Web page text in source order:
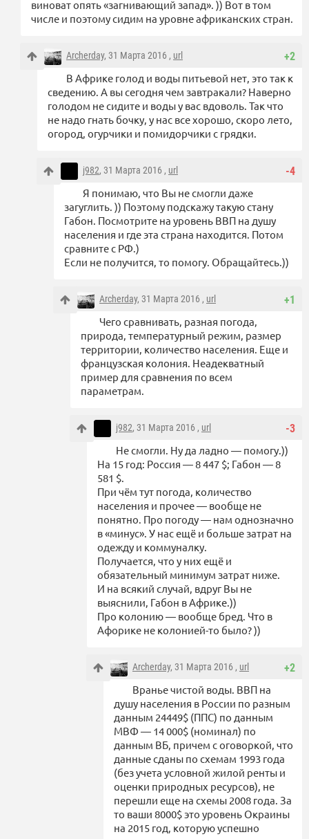
виноват опять «загнивающий запад». )) Вот в том
числе и поэтому сидим на уровне африканских стран.
+2
Archerday, 31 Марта 2016 , url
В Африке голод и воды питьевой нет, это так к
сведению. А вы сегодня чем завтракали? Наверно
голодом не сидите и воды у вас вдоволь. Так что
не надо гнать бочку, у нас все хорошо, скоро лето,
огород, огурчики и помидорчики с грядки.
-4
j982, 31 Марта 2016 , url
Я понимаю, что Вы не смогли даже
загуглить. )) Поэтому подскажу такую стану
Габон. Посмотрите на уровень ВВП на душу
населения и где эта страна находится. Потом
сравните с РФ.)
Если не получится, то помогу. Обращайтесь.))
+1
Archerday, 31 Марта 2016 , url
Чего сравнивать, разная погода,
природа, температурный режим, размер
территории, количество населения. Еще и
французская колония. Неадекватный
пример для сравнения по всем
параметрам.
-3
j982, 31 Марта 2016 , url
Не смогли. Ну да ладно — помогу.))
На 15 год: Россия — 8 447 $; Габон — 8
581 $.
При чём тут погода, количество
населения и прочее — вообще не
понятно. Про погоду — нам однозначно
в «минус». У нас ещё и больше затрат на
одежду и коммуналку.
Получается, что у них ещё и
обязательный минимум затрат ниже.
И на всякий случай, вдруг Вы не
выяснили, Габон в Африке.))
Про колонию — вообще бред. Что в
Афорике не колонией-то было? ))
+2
Archerday, 31 Марта 2016 , url
Вранье чистой воды. ВВП на
душу населения в России по разным
данным 24449$ (ППС) по данным
МВФ — 14 000$ (номинал) по
данным ВБ, причем с оговоркой, что
данные сданы по схемам 1993 года
(без учета условной жилой ренты и
оценки природных ресурсов), не
перешли еще на схемы 2008 года. За
то ваши 8000$ это уровень Окраины
на 2015 год, которую успешно